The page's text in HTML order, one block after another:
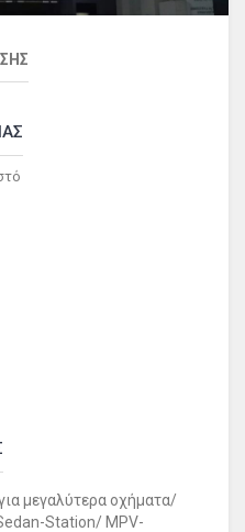
μεγαλύτερα οχήματα/
Station/ MPV-